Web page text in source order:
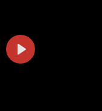
Play